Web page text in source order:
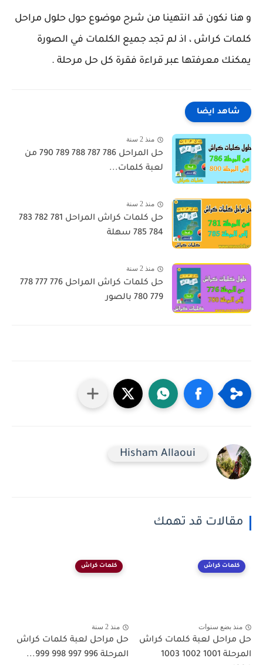
و هنا نكون قد انتهينا من شرح موضوع حول حلول مراحل
كلمات كراش ، اذ لم تجد جميع الكلمات في الصورة
يمكنك معرفتها عبر قراءة فقرة كل حل مرحلة .
شاهد ايضا
منذ 2 سنة
حل المراحل 786 787 788 789 790 من
لعبة كلمات...
منذ 2 سنة
حل كلمات كراش المراحل 781 782 783
784 785 سهلة
منذ 2 سنة
حل كلمات كراش المراحل 776 777 778
779 780 بالصور
Hisham Allaoui
مقالات قد تهمك
كلمات كراش
منذ بضع سنوات
حل مراحل لعبة كلمات كراش
المرحلة 1001 1002 1003
كلمات كراش
منذ 2 سنة
حل مراحل لعبة كلمات كراش
المرحلة 996 997 998 999...